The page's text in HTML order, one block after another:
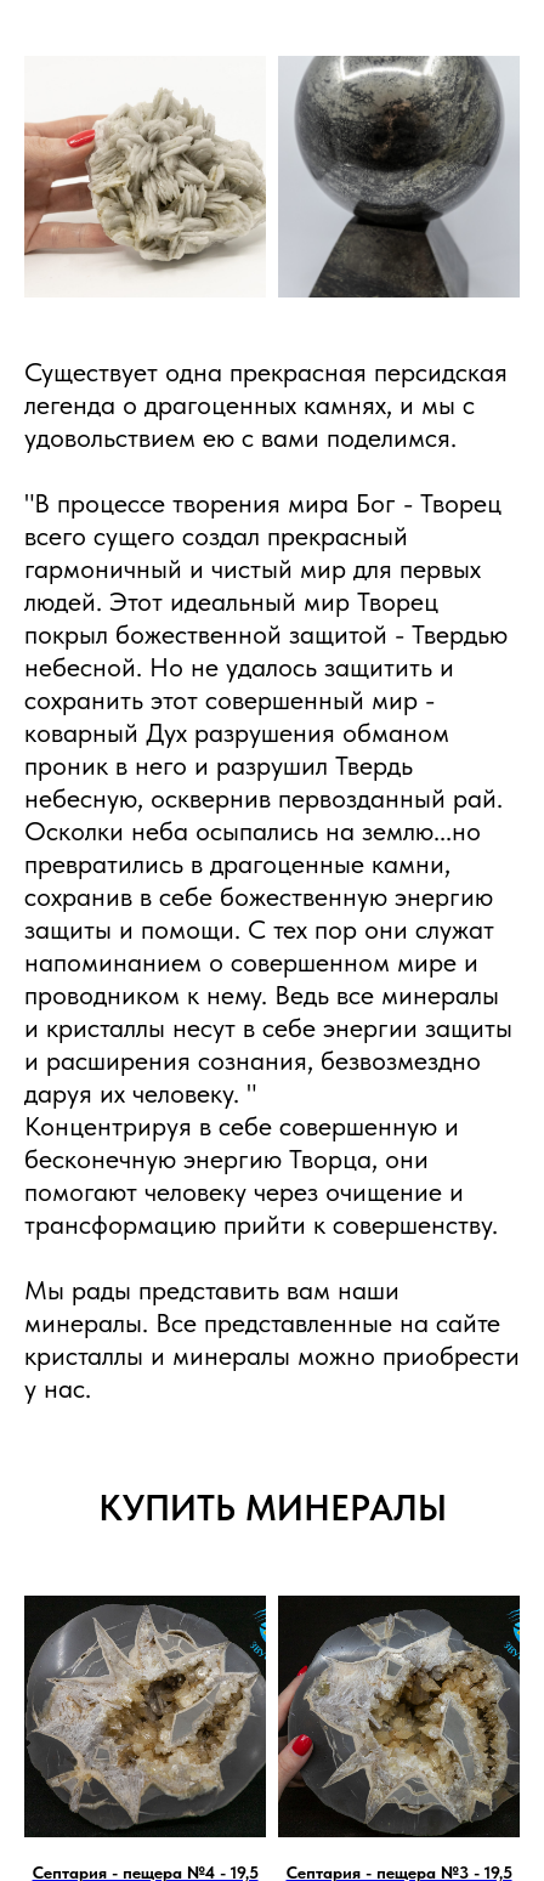
Существует одна прекрасная персидская
легенда о драгоценных камнях, и мы с
удовольствием ею с вами поделимся.
"В процессе творения мира Бог - Творец
всего сущего создал прекрасный
гармоничный и чистый мир для первых
людей. Этот идеальный мир Творец
покрыл божественной защитой - Твердью
небесной. Но не удалось защитить и
сохранить этот совершенный мир -
коварный Дух разрушения обманом
проник в него и разрушил Твердь
небесную, осквернив первозданный рай.
Осколки неба осыпались на землю...но
превратились в драгоценные камни,
сохранив в себе божественную энергию
защиты и помощи. С тех пор они служат
напоминанием о совершенном мире и
проводником к нему. Ведь все минералы
и кристаллы несут в себе энергии защиты
и расширения сознания, безвозмездно
даруя их человеку. "
Концентрируя в себе совершенную и
бесконечную энергию Творца, они
помогают человеку через очищение и
трансформацию прийти к совершенству.
Мы рады представить вам наши
минералы. Все представленные на сайте
кристаллы и минералы можно приобрести
у нас.
КУПИТЬ МИНЕРАЛЫ
Септария - пещера №4 - 19,5 Септария - пещера №3 - 19,5